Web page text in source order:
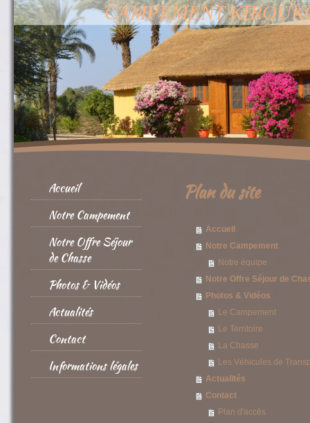
CAMPEMENT
Accueil
Notre Campement
Notre Offre Séjour
de Chasse
Photos & Vidéos
Actualités
Contact
Informations légales
Plan du site
Accueil
Notre Campement
Notre équipe
Notre Offre Séjour de
Photos & Vidéos
Le Campement
Le Territoire
La Chasse
Les Véhicules de
Actualités
Contact
Plan d'accès